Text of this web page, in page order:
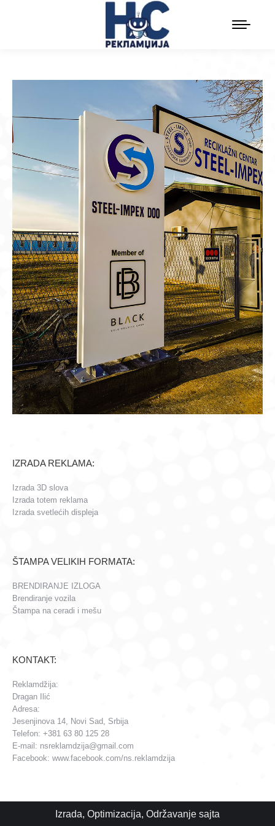
IZRADA REKLAMA:
Izrada 3D slova
Izrada totem reklama
Izrada svetlećih displeja
ŠTAMPA VELIKIH FORMATA:
BRENDIRANJE IZLOGA
Brendiranje vozila
Štampa na ceradi i mešu
KONTAKT:
Reklamdžija:
Dragan Ilić
Adresa:
Jesenjinova 14, Novi Sad, Srbija
Telefon: +381 63 80 125 28
E-mail: nsreklamdzija@gmail.com
Facebook: www.facebook.com/ns.reklamdzija
Izrada, Optimizacija, Održavanje sajta